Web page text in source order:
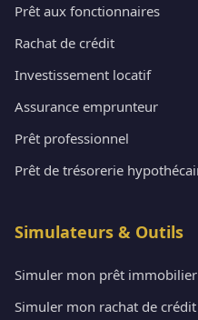
Prêt aux fonctionnaires
Rachat de crédit
Investissement locatif
Assurance emprunteur
Prêt professionnel
Prêt de trésorerie
Simulateurs & Outils
Simuler mon prêt immobilier
Simuler mon rachat de crédit